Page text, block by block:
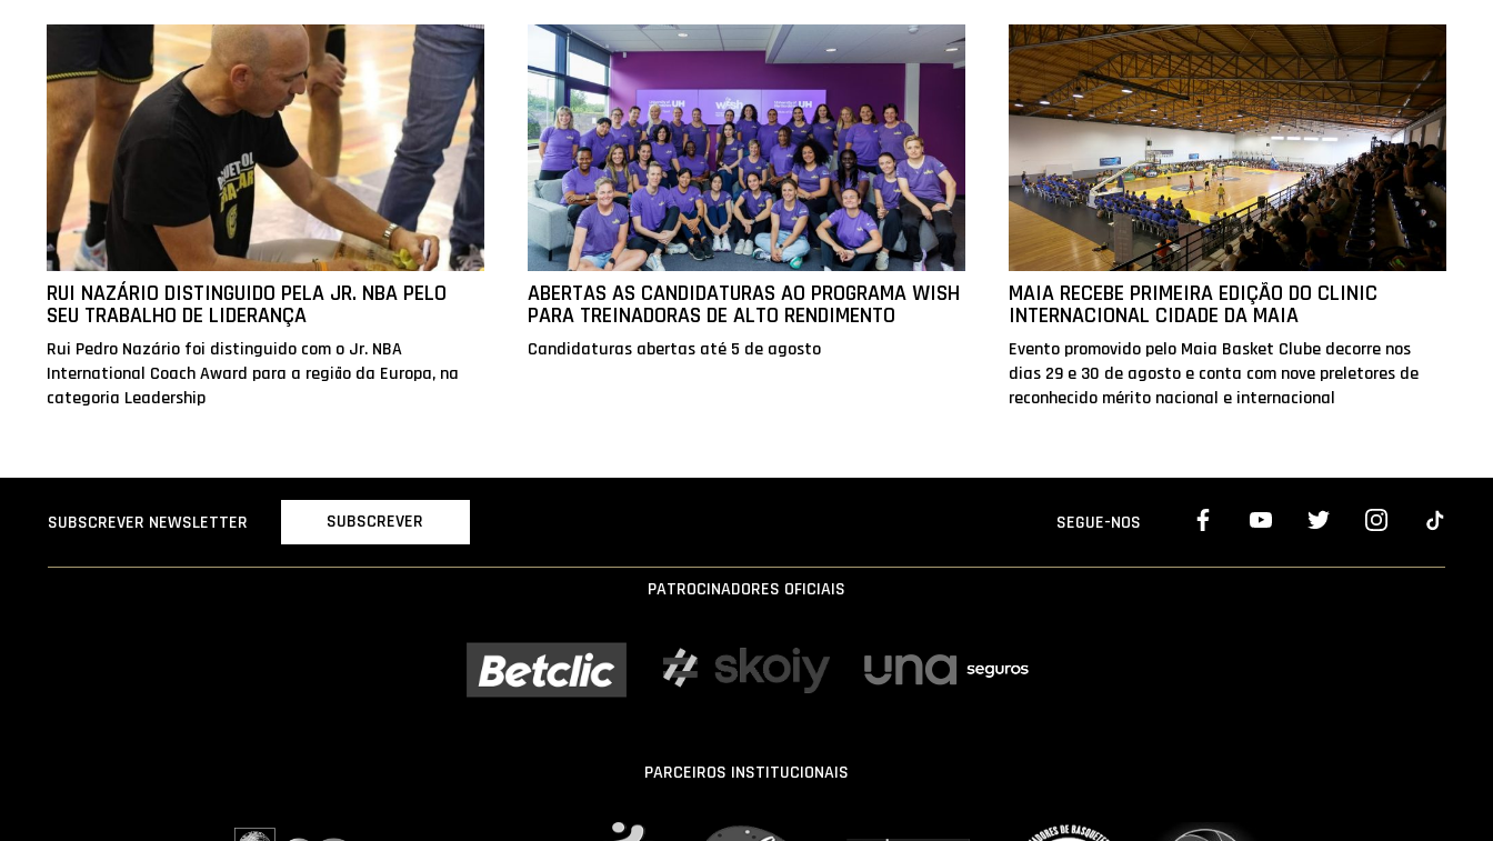
RUI NAZÁRIO DISTINGUIDO PELA JR. NBA PELO
SEU TRABALHO DE LIDERANÇA
Rui Pedro Nazário foi distinguido com o Jr. NBA
International Coach Award para a região da Europa, na
categoria Leadership
ABERTAS AS CANDIDATURAS AO PROGRAMA WISH
PARA TREINADORAS DE ALTO RENDIMENTO
Candidaturas abertas até 5 de agosto
MAIA RECEBE PRIMEIRA EDIÇÃO DO CLINIC
INTERNACIONAL CIDADE DA MAIA
Evento promovido pelo Maia Basket Clube decorre nos
dias 29 e 30 de agosto e conta com nove preletores de
reconhecido mérito nacional e internacional
SUBSCREVER NEWSLETTER SUBSCREVER SEGUE-NOS
PATROCINADORES OFICIAIS
PARCEIROS INSTITUCIONAIS